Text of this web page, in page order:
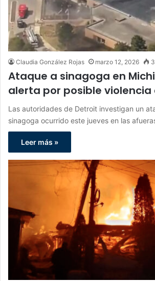
Claudia González Rojas marzo 12, 2026
Ataque a sinagoga en
alerta por posible
Las autoridades de Detroit investigan un
sinagoga ocurrido este jueves en las
Leer más »